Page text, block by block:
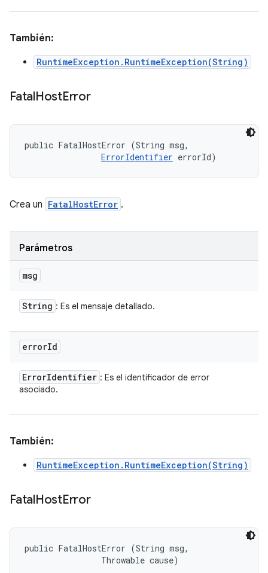
También:
RuntimeException.RuntimeException(String)
FatalHostError
public FatalHostError (String msg,
ErrorIdentifier errorId)
Crea un FatalHostError .
Parámetros
msg
String : Es el mensaje detallado.
errorId
ErrorIdentifier : Es el identificador de error
asociado.
También:
RuntimeException.RuntimeException(String)
FatalHostError
public FatalHostError (String msg,
                Throwable cause)